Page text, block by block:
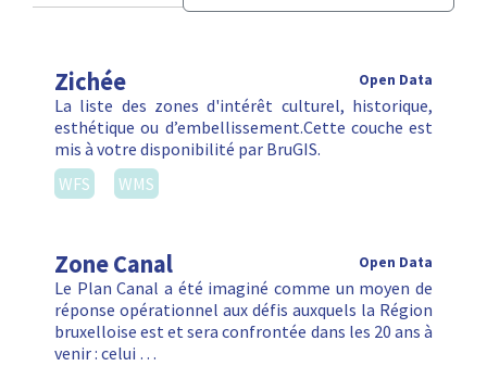
Zichée Open Data
La liste des zones d'intérêt culturel, historique,
esthétique ou d’embellissement.Cette couche est
mis à votre disponibilité par BruGIS.
WFS
WMS
Zone Canal Open Data
Le Plan Canal a été imaginé comme un moyen de
réponse opérationnel aux défis auxquels la Région
bruxelloise est et sera confrontée dans les 20 ans à
venir : celui …